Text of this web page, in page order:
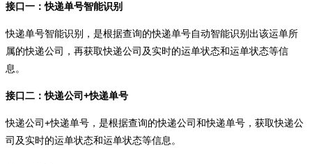
接口一：快递单号智能识别
快递单号智能识别，是根据查询的快递单号自动智能识别出该运单所
属的快递公司，再获取快递公司及实时的运单状态和运单状态等信
息。
接口二：快递公司+快递单号
快递公司+快递单号，是根据查询的快递公司和快递单号，获取快递公
司及实时的运单状态和运单状态等信息。